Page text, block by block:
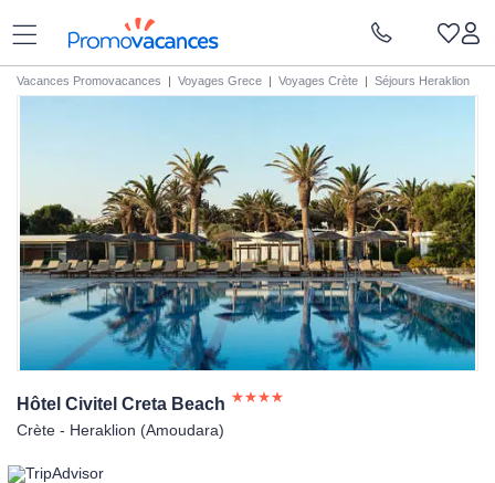
Vacances Promovacances | Voyages Grece | Voyages Crète | Séjours Heraklion
Hôtel Civitel Creta Beach
Crète - Heraklion (Amoudara)